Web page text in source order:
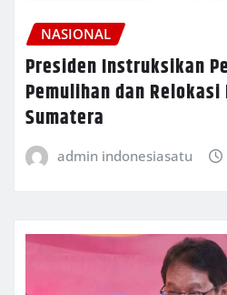
NASIONAL
Presiden Instruksikan
Pemulihan dan Relokasi
Sumatera
admin indonesiasatu